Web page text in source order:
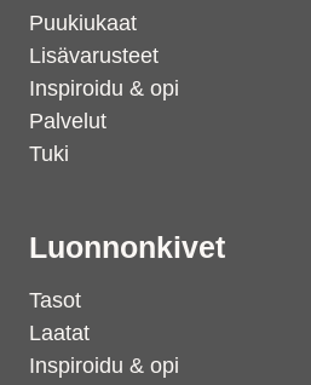
Puukiukaat
Lisävarusteet
Inspiroidu & opi
Palvelut
Tuki
Luonnonkivet
Tasot
Laatat
Inspiroidu & opi